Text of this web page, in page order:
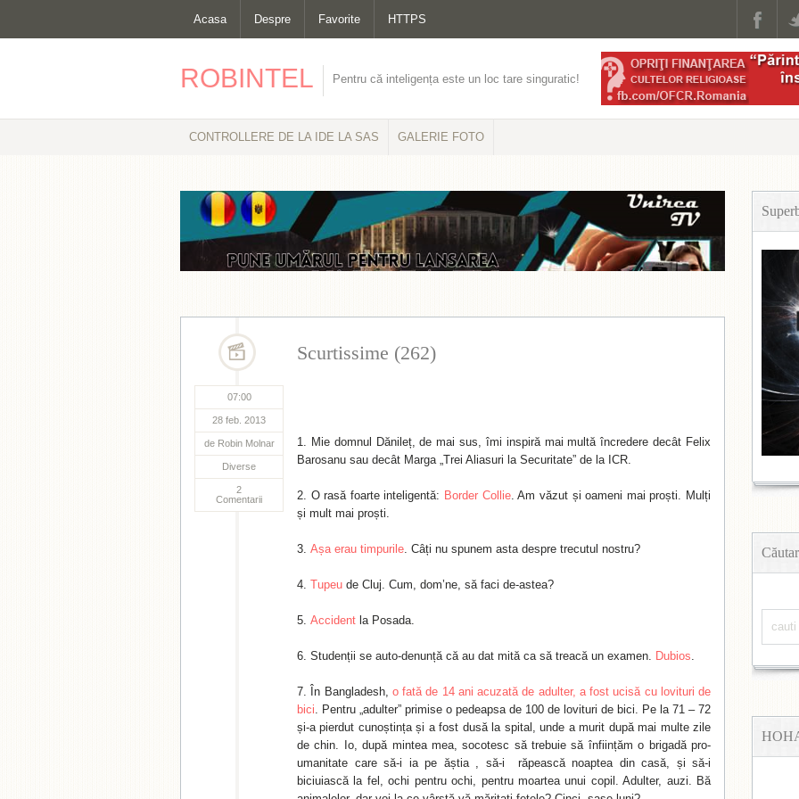
Acasa Despre Favorite HTTPS
ROBINTEL Pentru că inteligența este un loc tare singuratic!
CONTROLLERE DE LA IDE LA SAS GALERIE FOTO
07:00
28 feb. 2013
de Robin Molnar
Diverse
2
Comentarii
Scurtissime (262)
Mie domnul Dănileț, de mai sus, îmi inspiră mai multă încredere decât Felix
Barosanu sau decât Marga „Trei Aliasuri la Securitate” de la ICR.
O rasă foarte inteligentă: Border Collie. Am văzut și oameni mai proști. Mulți
și mult mai proști.
Așa erau timpurile. Câți nu spunem asta despre trecutul nostru?
Tupeu de Cluj. Cum, dom’ne, să faci de-astea?
Accident la Posada.
Studenții se auto-denunță că au dat mită ca să treacă un examen. Dubios.
În Bangladesh, o fată de 14 ani acuzată de adulter, a fost ucisă cu lovituri de
bici. Pentru „adulter” primise o pedeapsa de 100 de lovituri de bici. Pe la 71 – 72
și-a pierdut cunoștința și a fost dusă la spital, unde a murit după mai multe zile
de chin. Io, după mintea mea, socotesc să trebuie să înființăm o brigadă pro-
umanitate care să-i ia pe ăștia , să-i răpească noaptea din casă, și să-i
biciuiască la fel, ochi pentru ochi, pentru moartea unui copil. Adulter, auzi. Bă